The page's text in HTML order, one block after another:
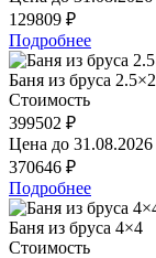
129809 ₽
Подробнее
Баня из бруса 2.5×2
Стоимость
399502 ₽
Цена до 31.08.2026
370646 ₽
Подробнее
Баня из бруса 4×4
Стоимость